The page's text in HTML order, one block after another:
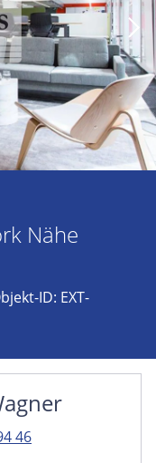
Nähe
ID: EXT-
46